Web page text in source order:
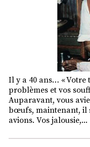
Il y a 40 ans… « Votre
problèmes et vos
Auparavant, vous
bœufs, maintenant, il
avions. Vos jalousie,...